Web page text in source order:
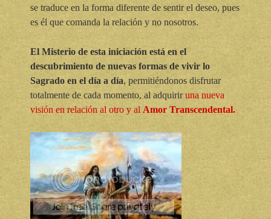
se traduce en la forma diferente de sentir el deseo, pues
es él que comanda la relación y no nosotros.
El Misterio de esta iniciación está en el
descubrimiento de nuevas formas de vivir lo
Sagrado en el día a día, permitiéndonos disfrutar
totalmente de cada momento, al adquiriruna nueva
visión en relación al otro y al Amor Transcendental.